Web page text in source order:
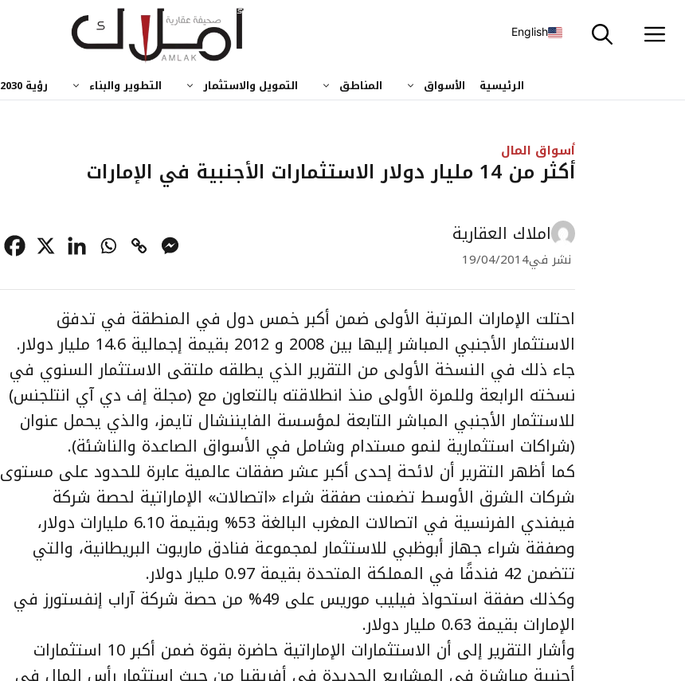
إلى
English
الرئيسية الأسواق المناطق التمويل والاستثمار التطوير والبناء رؤية 2030
أسواق المال
أكثر من 14 مليار دولار الاستثمارات الأجنبية في الإمارات
املاك العقارية
نشر في19/04/2014
احتلت الإمارات المرتبة الأولى ضمن أكبر خمس دول في المنطقة في تدفق
الاستثمار الأجنبي المباشر إليها بين 2008 و 2012 بقيمة إجمالية 14.6 مليار دولار.
جاء ذلك في النسخة الأولى من التقرير الذي يطلقه ملتقى الاستثمار السنوي في
نسخته الرابعة وللمرة الأولى منذ انطلاقته بالتعاون مع (مجلة إف دي آي انتلجنس)
للاستثمار الأجنبي المباشر التابعة لمؤسسة الفايننشال تايمز، والذي يحمل عنوان
(شراكات استثمارية لنمو مستدام وشامل في الأسواق الصاعدة والناشئة).
كما أظهر التقرير أن لائحة إحدى أكبر عشر صفقات عالمية عابرة للحدود على مستوى
شركات الشرق الأوسط تضمنت صفقة شراء «اتصالات» الإماراتية لحصة شركة
فيفندي الفرنسية في اتصالات المغرب البالغة 53% وبقيمة 6.10 مليارات دولار،
وصفقة شراء جهاز أبوظبي للاستثمار لمجموعة فنادق ماريوت البريطانية، والتي
تتضمن 42 فندقًا في المملكة المتحدة بقيمة 0.97 مليار دولار.
وكذلك صفقة استحواذ فيليب موريس على 49% من حصة شركة آراب إنفستورز في
الإمارات بقيمة 0.63 مليار دولار.
وأشار التقرير إلى أن الاستثمارات الإماراتية حاضرة بقوة ضمن أكبر 10 استثمارات